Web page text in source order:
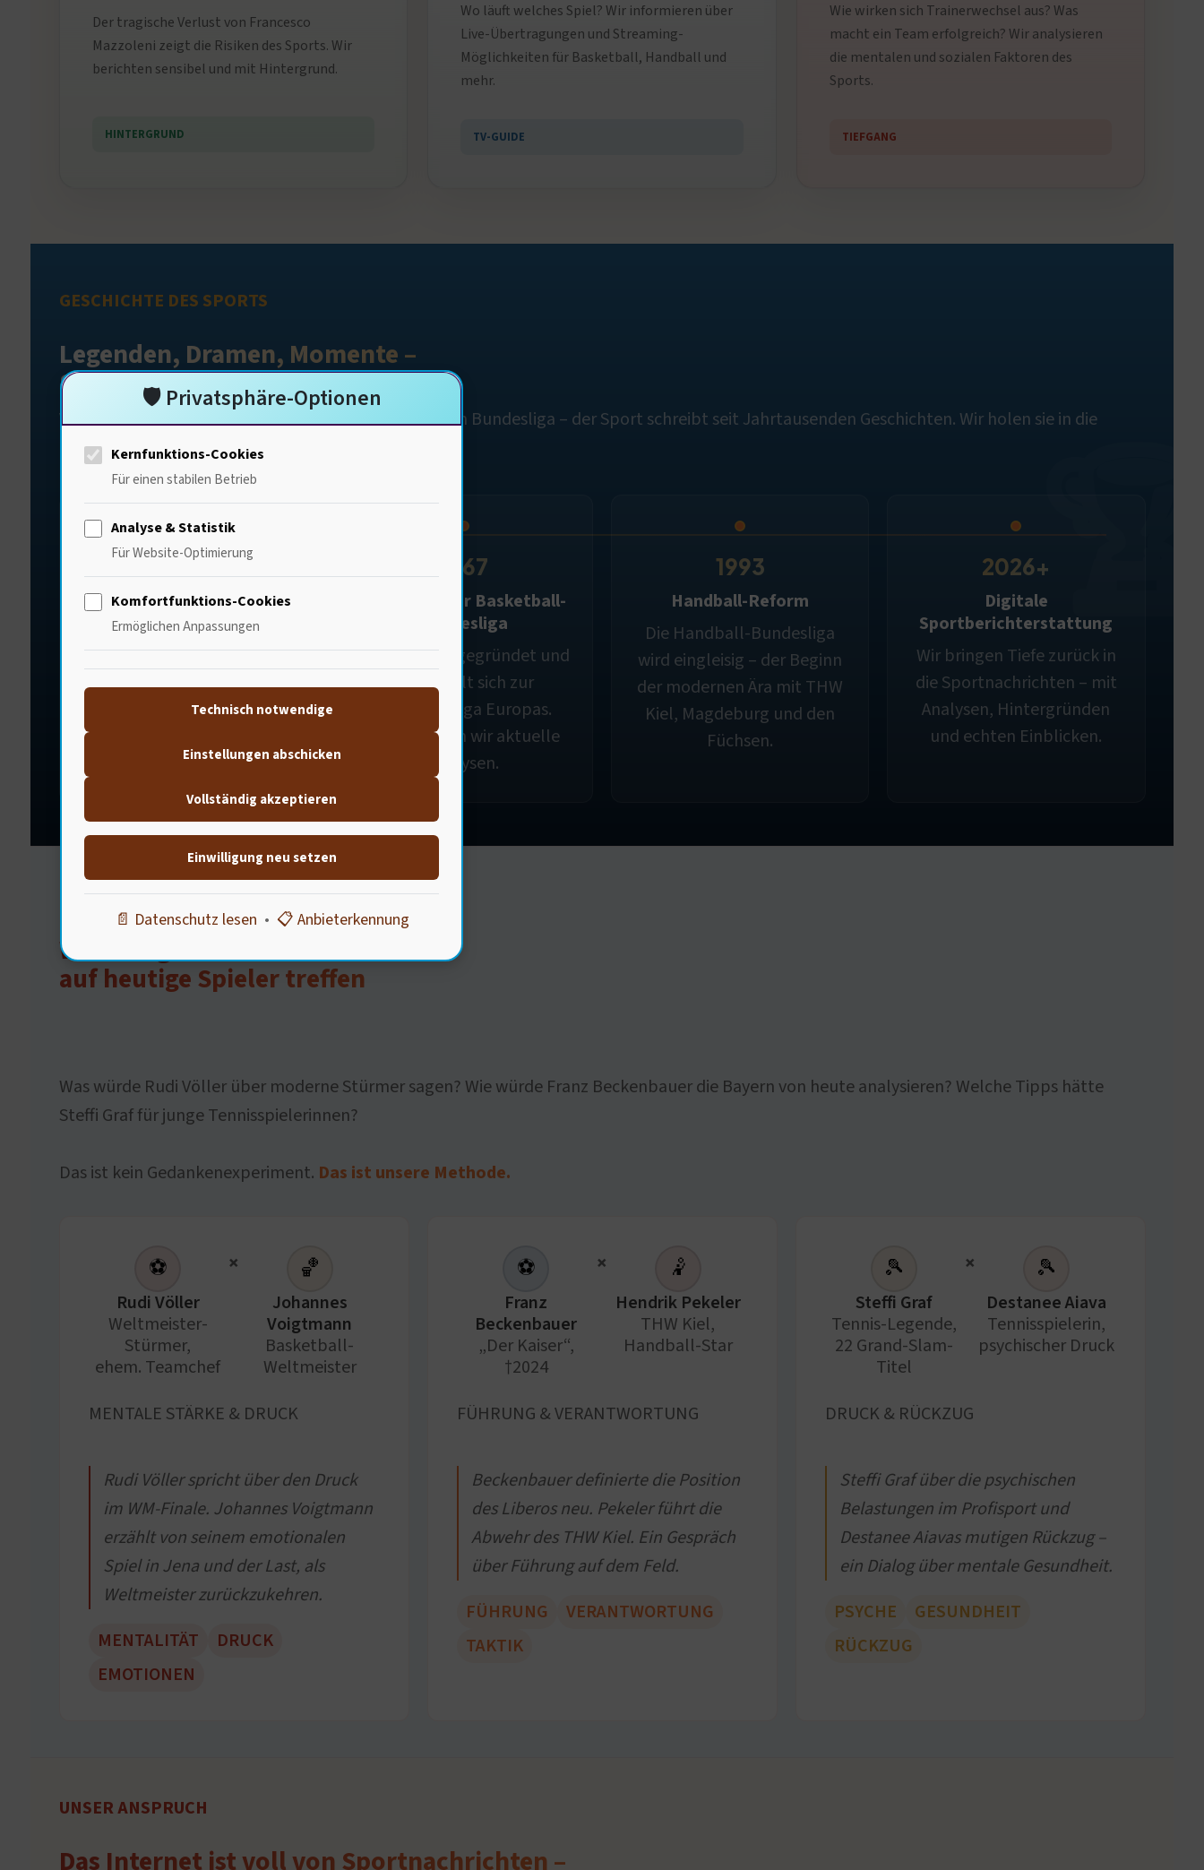
Der tragische Verlust von Francesco
Mazzoleni zeigt die Risiken des Sports. Wir
berichten sensibel und mit Hintergrund.
HINTERGRUND
Wo läuft welches Spiel? Wir informieren über
Live-Übertragungen und Streaming-
Möglichkeiten für Basketball, Handball und
mehr.
TV-GUIDE
Wie wirken sich Trainerwechsel aus? Was
macht ein Team erfolgreich? Wir analysieren
die mentalen und sozialen Faktoren des
Sports.
TIEFGANG
GESCHICHTE DES SPORTS
Legenden, Dramen, Momente –
Sportgeschichte lebt.
Von den antiken Olympischen Spielen bis zur heutigen Bundesliga – der Sport schreibt seit Jahrtausenden Geschichten. Wir holen sie in die
Gegenwart.
776 v.Chr.
Erste Olympische Spiele
In Olympia beginnen die
Sport als kulturelles und
religiöses Ereignis.
1967
Gründung der Basketball-
Bundesliga
Die BBL wird gegründet und
entwickelt sich zur
stärksten Liga Europas.
Heute liefern wir aktuelle
Analysen.
1993
Handball-Reform
Die Handball-Bundesliga
wird eingleisig – der Beginn
der modernen Ära mit THW
Kiel, Magdeburg und den
Füchsen.
2026+
Digitale
Sportberichterstattung
Wir bringen Tiefe zurück in
die Sportnachrichten – mit
Analysen, Hintergründen
und echten Einblicken.
BEGEGNUNG DER SPORTGEISTER
Wenn Legenden
auf heutige Spieler treffen
Was würde Rudi Völler über moderne Stürmer sagen? Wie würde Franz Beckenbauer die Bayern von heute analysieren? Welche Tipps hätte
Steffi Graf für junge Tennisspielerinnen?
Das ist kein Gedankenexperiment. Das ist unsere Methode.
⚽
Rudi Völler
Weltmeister-
Stürmer,
ehem. Teamchef
× 🏀
Johannes
Voigtmann
Basketball-
Weltmeister
MENTALE STÄRKE & DRUCK
Rudi Völler spricht über den Druck
im WM-Finale. Johannes Voigtmann
erzählt von seinem emotionalen
Spiel in Jena und der Last, als
Weltmeister zurückzukehren.
MENTALITÄT
DRUCK
EMOTIONEN
⚽
Franz
Beckenbauer
„Der Kaiser“,
†2024
× 🤾
Hendrik Pekeler
THW Kiel,
Handball-Star
FÜHRUNG & VERANTWORTUNG
Beckenbauer definierte die Position
des Liberos neu. Pekeler führt die
Abwehr des THW Kiel. Ein Gespräch
über Führung auf dem Feld.
FÜHRUNG
VERANTWORTUNG
TAKTIK
🎾
Steffi Graf
Tennis-Legende,
22 Grand-Slam-
Titel
× 🎾
Destanee Aiava
Tennisspielerin,
psychischer Druck
DRUCK & RÜCKZUG
Steffi Graf über die psychischen
Belastungen im Profisport und
Destanee Aiavas mutigen Rückzug –
ein Dialog über mentale Gesundheit.
PSYCHE
GESUNDHEIT
RÜCKZUG
UNSER ANSPRUCH
Das Internet ist voll von Sportnachrichten –
🛡️ Privatsphäre-Optionen
Kernfunktions-Cookies
Für einen stabilen Betrieb
Analyse & Statistik
Für Website-Optimierung
Komfortfunktions-Cookies
Ermöglichen Anpassungen
Technisch notwendige
Einstellungen abschicken
Vollständig akzeptieren
Einwilligung neu setzen
📄 Datenschutz lesen • 📋 Anbieterkennung